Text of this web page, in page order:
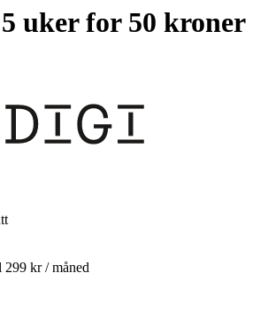
uker for 50 kroner
299 kr / måned